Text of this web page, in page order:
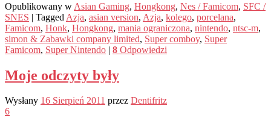
Opublikowany w Asian Gaming, Hongkong, Nes / Famicom, SFC /
SNES | Tagged Azja, asian version, Azja, kolego, porcelana,
Famicom, Honk, Hongkong, mania ograniczona, nintendo, ntsc-m,
simon & Zabawki company limited, Super comboy, Super
Famicom, Super Nintendo | 8 Odpowiedzi
Moje odczyty były
Wysłany 16 Sierpień 2011 przez Dentifritz
6